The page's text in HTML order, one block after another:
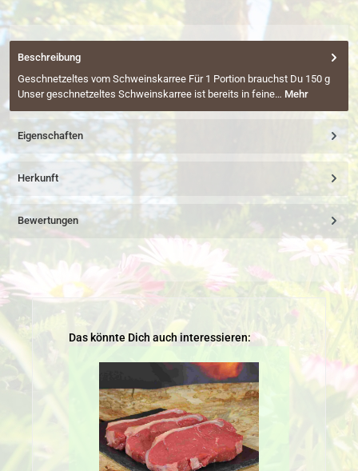
Beschreibung
Geschnetzeltes vom Schweinskarree Für 1 Portion brauchst Du 150 g
Unser geschnetzeltes Schweinskarree ist bereits in feine… Mehr
Eigenschaften
Herkunft
Bewertungen
Produktgalerie überspringen
Das könnte Dich auch interessieren: